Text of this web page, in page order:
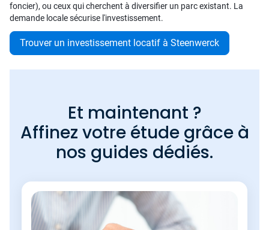
foncier), ou ceux qui cherchent à diversifier un parc existant. La
demande locale sécurise l'investissement.
Trouver un investissement locatif à Steenwerck
Et maintenant ?
Affinez votre étude grâce à
nos guides dédiés.